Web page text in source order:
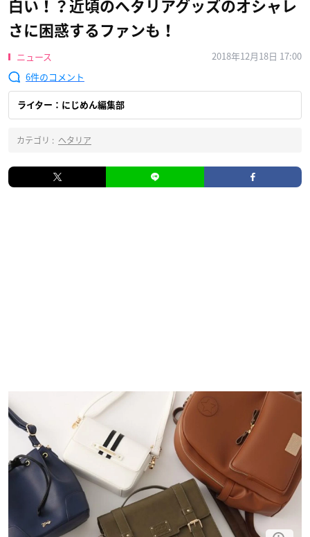
白い！？近頃のヘタリアグッズのオシャレ
さに困惑するファンも！
ニュース
2018年12月18日 17:00
6
ライター：にじめん編集部
カテゴリ : ヘタリア